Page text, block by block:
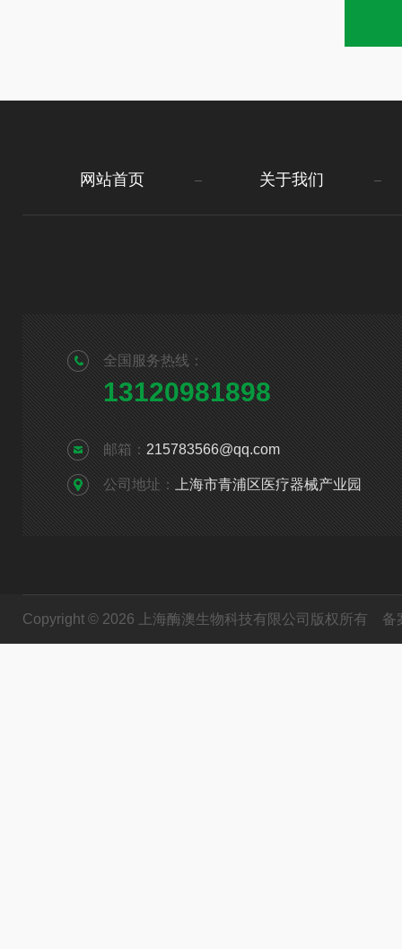
网站首页 关于我们
全国服务热线：
13120981898
邮箱： 215783566@qq.com
公司地址： 上海市青浦区医疗器械产业园
Copyright © 2026 上海酶澳生物科技有限公司版权所有 备